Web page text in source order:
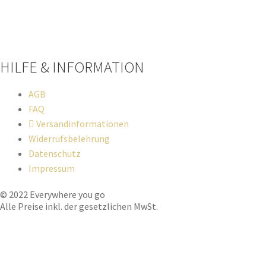
HILFE & INFORMATION​
AGB
FAQ
Versandinformationen
Widerrufsbelehrung
Datenschutz
Impressum
© 2022 Everywhere you go
Alle Preise inkl. der gesetzlichen MwSt.